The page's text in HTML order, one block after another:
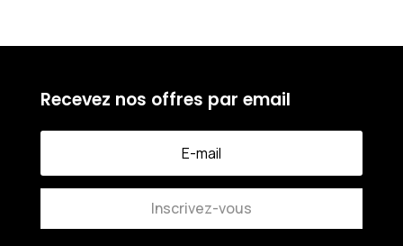
Recevez nos offres par email
Inscrivez-vous